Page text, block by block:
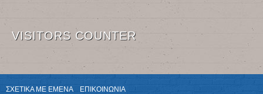
VISITORS COUNTER
ΣΧΕΤΙΚΆ ΜΕ ΕΜΈΝΑ ΕΠΙΚΟΙΝΩΝΊΑ